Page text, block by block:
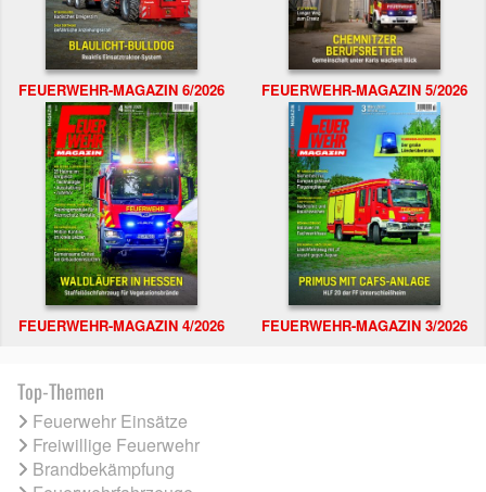
FEUERWEHR-MAGAZIN 6/2026 FEUERWEHR-MAGAZIN 5/2026
FEUERWEHR-MAGAZIN 4/2026 FEUERWEHR-MAGAZIN 3/2026
Top-Themen
Feuerwehr Einsätze
Freiwillige Feuerwehr
Brandbekämpfung